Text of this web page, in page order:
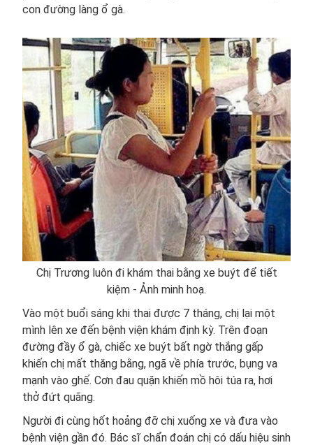
con đường làng ổ gà.
Chị Trương luôn đi khám thai bằng xe buýt để tiết
kiệm - Ảnh minh hoạ.
Vào một buổi sáng khi thai được 7 tháng, chị lại một
mình lên xe đến bệnh viện khám định kỳ. Trên đoạn
đường đầy ổ gà, chiếc xe buýt bất ngờ thắng gấp
khiến chị mất thăng bằng, ngã về phía trước, bụng va
mạnh vào ghế. Cơn đau quặn khiến mồ hôi túa ra, hơi
thở đứt quãng.
Người đi cùng hốt hoảng đỡ chị xuống xe và đưa vào
bệnh viện gần đó. Bác sĩ chẩn đoán chị có dấu hiệu sinh